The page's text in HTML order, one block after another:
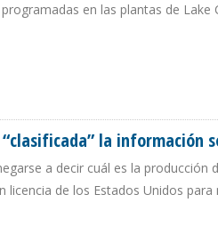
en las plantas de Lake
la información
a decir cuál es la producción
licencia de los Estados Unidos